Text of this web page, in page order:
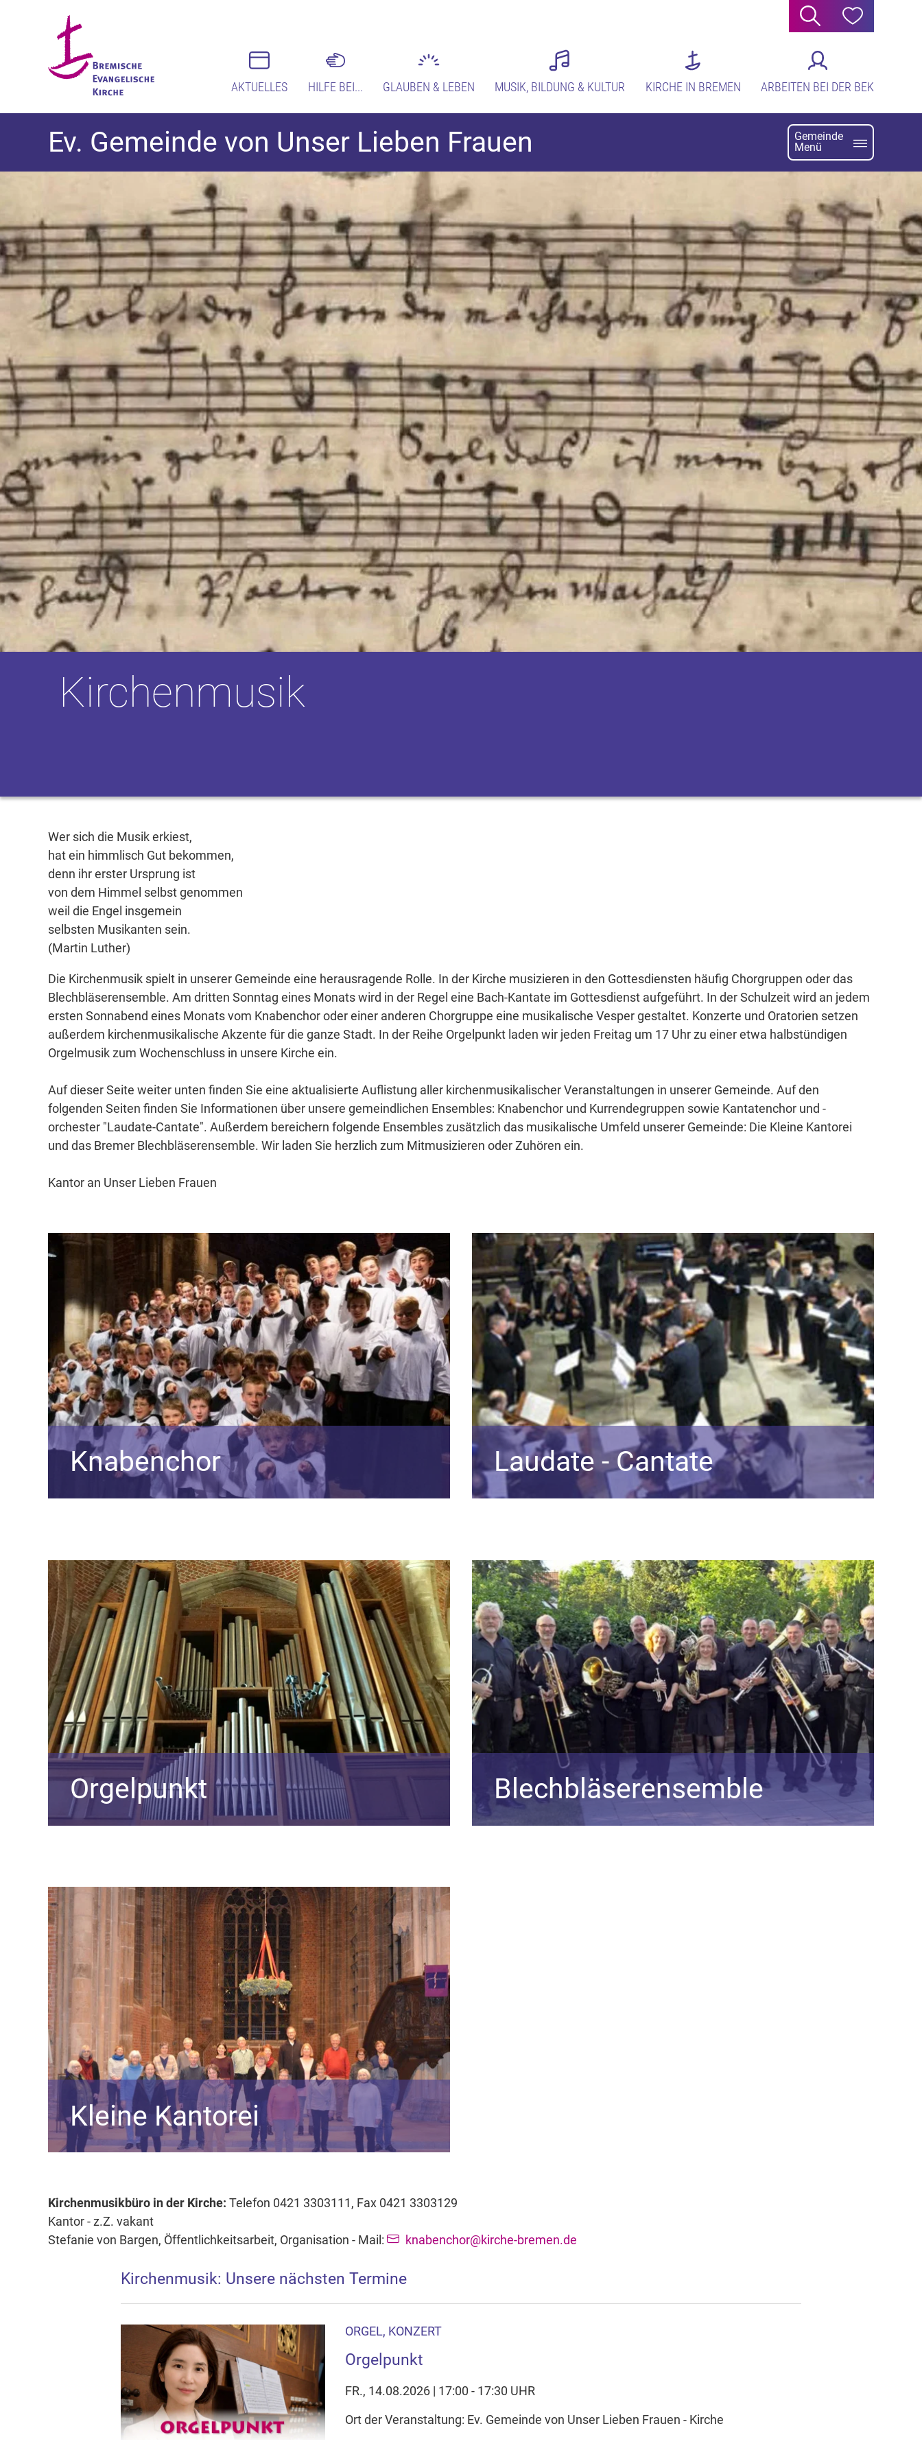
Suche Hilfe
AKTUELLES HILFE BEI... GLAUBEN & LEBEN MUSIK, BILDUNG & KULTUR KIRCHE IN BREMEN ARBEITEN BEI DER BEK
Ev. Gemeinde von Unser Lieben Frauen
Gemeinde
Menü
Kirchenmusik
Wer sich die Musik erkiest,
hat ein himmlisch Gut bekommen,
denn ihr erster Ursprung ist
von dem Himmel selbst genommen
weil die Engel insgemein
selbsten Musikanten sein.
(Martin Luther)
Die Kirchenmusik spielt in unserer Gemeinde eine herausragende Rolle. In der Kirche musizieren in den Gottesdiensten häufig Chorgruppen oder das
Blechbläserensemble. Am dritten Sonntag eines Monats wird in der Regel eine Bach-Kantate im Gottesdienst aufgeführt. In der Schulzeit wird an jedem
ersten Sonnabend eines Monats vom Knabenchor oder einer anderen Chorgruppe eine musikalische Vesper gestaltet. Konzerte und Oratorien setzen
außerdem kirchenmusikalische Akzente für die ganze Stadt. In der Reihe Orgelpunktladen wir jeden Freitag um 17 Uhr zu einer etwa halbstündigen
Orgelmusik zum Wochenschluss in unsere Kirche ein.
Auf dieser Seite weiter unten finden Sie eine aktualisierte Auflistung aller kirchenmusikalischer Veranstaltungen in unserer Gemeinde. Auf den
folgenden Seiten finden Sie Informationen über unsere gemeindlichen Ensembles: Knabenchor und Kurrendegruppen sowie Kantatenchor und -
orchester "Laudate-Cantate". Außerdem bereichern folgende Ensembles zusätzlich das musikalische Umfeld unserer Gemeinde: Die Kleine Kantorei
und das Bremer Blechbläserensemble. Wir laden Sie herzlich zum Mitmusizieren oder Zuhören ein.
Kantor an Unser Lieben Frauen
Knabenchor Laudate - Cantate
Orgelpunkt Blechbläserensemble
Kleine Kantorei
Kirchenmusikbüro in der Kirche: Telefon 0421 3303111, Fax 0421 3303129
Kantor - z.Z. vakant
Stefanie von Bargen, Öffentlichkeitsarbeit, Organisation - Mail:
knabenchor@kirche-bremen.de
Kirchenmusik: Unsere nächsten Termine
ORGEL, KONZERT
Orgelpunkt
FR., 14.08.2026 | 17:00 - 17:30 UHR
Ort der Veranstaltung: Ev. Gemeinde von Unser Lieben Frauen - Kirche